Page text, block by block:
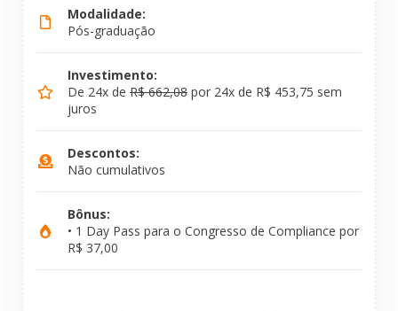
Modalidade:
Pós-graduação
Investimento:
De 24x de R$ 662,08 por 24x de R$ 453,75 sem
juros
Descontos:
Não cumulativos
Bônus:
• 1 Day Pass para o Congresso de Compliance por
R$ 37,00